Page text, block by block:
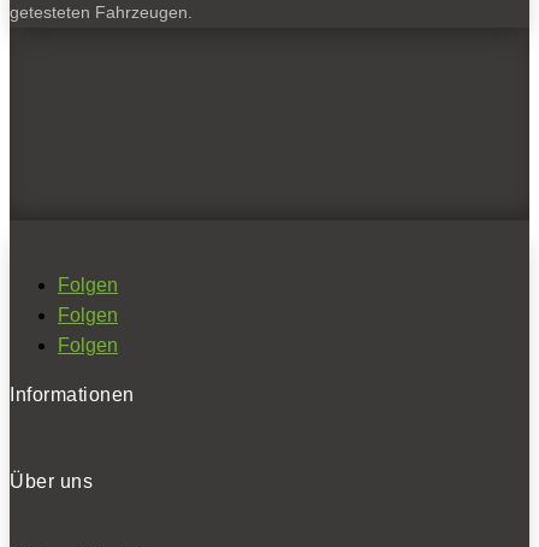
Folgen
getesteten Fahrzeugen.
Folgen
Folgen
Folgen
Informationen
Über uns